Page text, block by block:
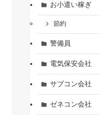
お小遣い稼ぎ
節約
警備員
電気保安会社
サブコン会社
ゼネコン会社